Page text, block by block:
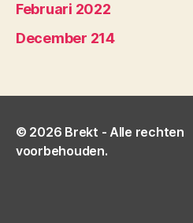
Februari 2022
December 214
© 2026 Brekt - Alle rechten
voorbehouden.